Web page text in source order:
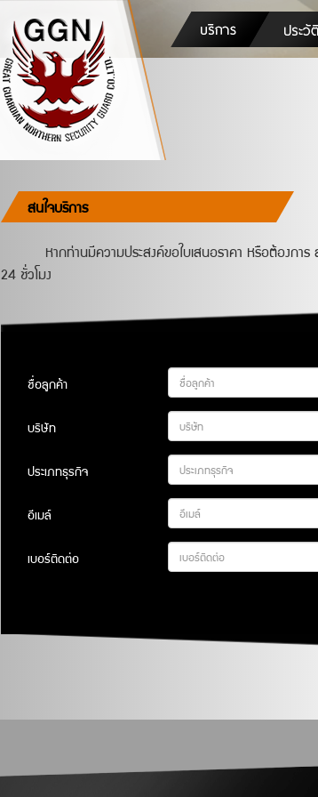
สนใจบริการ
หากท่านมีความประสงค์ขอใบเสนอราคา หรือต้องกา
24 ชั่วโมง
ชื่อลูกค้า
บริษัท
ประเภทธุรกิจ
อีเมล์
เบอร์ติดต่อ